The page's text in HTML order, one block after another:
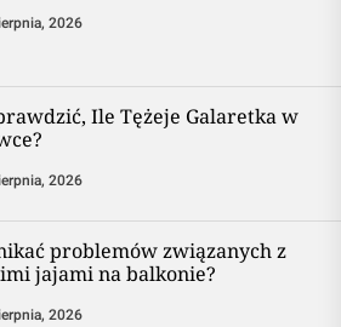
2026
Ile Tężeje Galaretka w
2026
problemów związanych z
jajami na balkonie?
2026